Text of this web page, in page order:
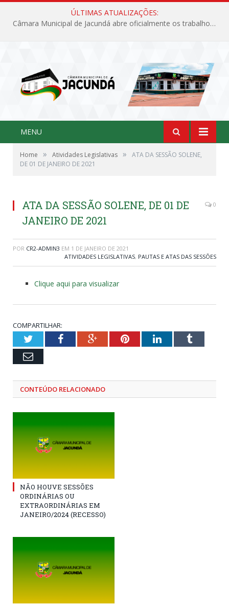
ÚLTIMAS ATUALIZAÇÕES:
Câmara Municipal de Jacundá abre oficialmente os trabalhos legislativos de 2026
MENU
Home » Atividades Legislativas »
ATA DA SESSÃO SOLENE,
DE 01 DE JANEIRO DE 2021
ATA DA SESSÃO SOLENE, DE 01 DE
JANEIRO DE 2021
0
POR CR2-ADMIN3 EM 1 DE JANEIRO DE 2021
ATIVIDADES LEGISLATIVAS, PAUTAS E ATAS DAS SESSÕES
Clique aqui para visualizar
COMPARTILHAR:
TwitterFacebookGoogle+PinterestLinkedInTumblr
Email
CONTEÚDO RELACIONADO
NÃO HOUVE SESSÕES
ORDINÁRIAS OU
EXTRAORDINÁRIAS EM
JANEIRO/2024 (RECESSO)